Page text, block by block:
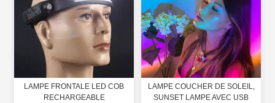
LAMPE FRONTALE LED COB
RECHARGEABLE
LAMPE COUCHER DE SOLEIL,
SUNSET LAMPE AVEC USB